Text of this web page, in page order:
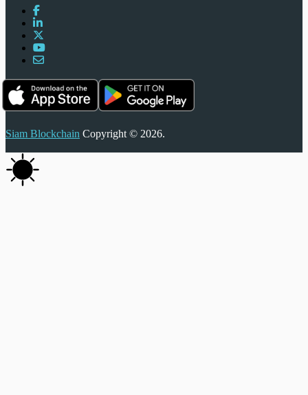
Siam Blockchain Copyright © 2026.